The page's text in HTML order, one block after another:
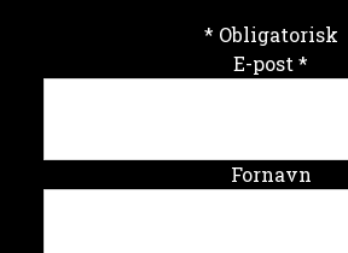
* Obligatorisk
E-post *
Fornavn